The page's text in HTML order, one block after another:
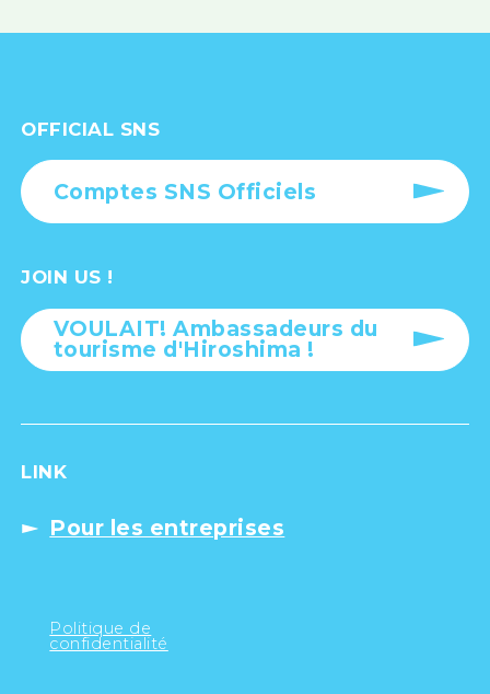
OFFICIAL SNS
Comptes SNS Officiels
JOIN US !
VOULAIT! Ambassadeurs du
tourisme d'Hiroshima !
LINK
Pour les entreprises
Politique de
confidentialité